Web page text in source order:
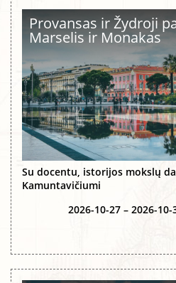
Provansas ir Žydroji
Marselis ir Monakas
Su docentu, istorijos mokslų
Kamuntavičiumi
2026-10-27 – 2026-